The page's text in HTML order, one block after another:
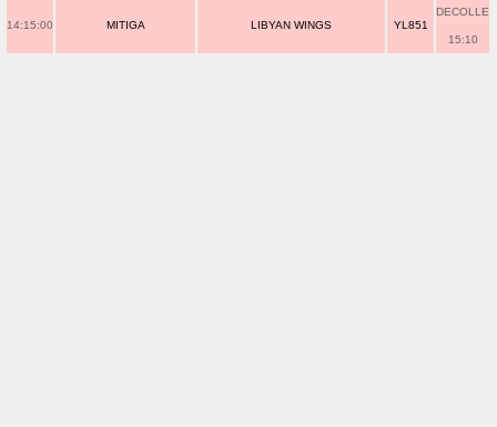
14:15:00 MITIGA LIBYAN WINGS YL851
DECOLLE
15:10